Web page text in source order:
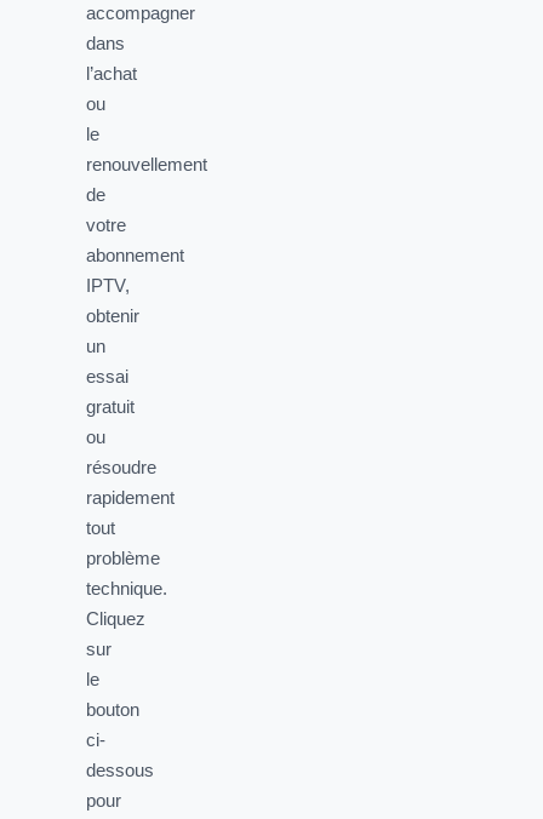
accompagner
dans
l’achat
ou
le
renouvellement
de
votre
abonnement
IPTV,
obtenir
un
essai
gratuit
ou
résoudre
rapidement
tout
problème
technique.
Cliquez
sur
le
bouton
ci-
dessous
pour